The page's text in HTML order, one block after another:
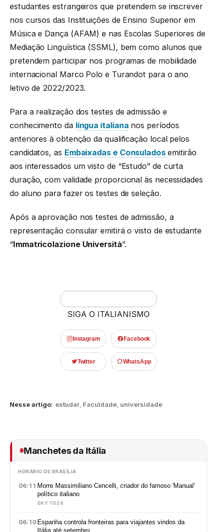
estudantes estrangeiros que pretendem se inscrever
nos cursos das Instituições de Ensino Superior em
Música e Dança (AFAM) e nas Escolas Superiores de
Mediação Linguística (SSML), bem como alunos que
pretendem participar nos programas de mobilidade
internacional Marco Polo e Turandot para o ano
letivo de 2022/2023.
Para a realização dos testes de admissão e
conhecimento da língua italiana nos períodos
anteriores à obtenção da qualificação local pelos
candidatos, as Embaixadas e Consulados emitirão
aos interessados ​​um visto de “Estudo” de curta
duração, com validade proporcional às necessidades
do aluno para fazer os testes de seleção.
Após a aprovação nos testes de admissão, a
representação consular emitirá o visto de estudante
“Immatricolazione Università”.
SIGA O ITALIANISMO
Instagram Facebook
Twitter WhatsApp
Nesse artigo: estudar Faculdade universidade
Manchetes da Itália
HORÁRIO DE BRASÍLIA
06:11 Morre Massimiliano Cencelli, criador do famoso 'Manual'
político italiano
SKY TG24
06:10 Espanha controla fronteiras para viajantes vindos da
Itália até setembro